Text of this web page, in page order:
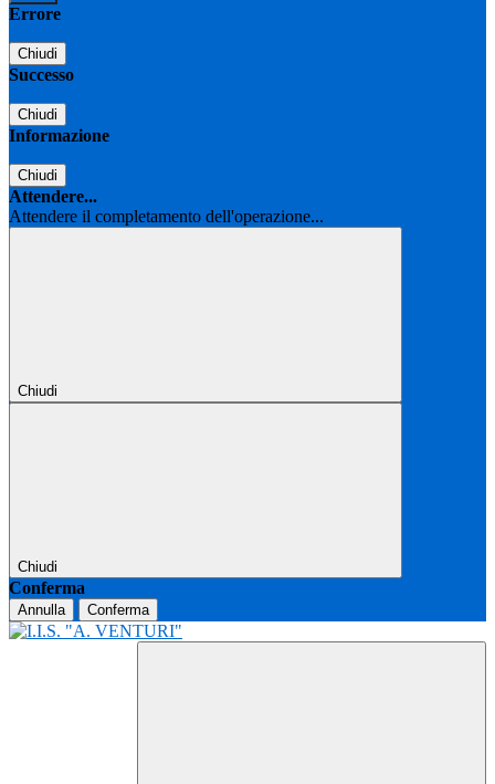
Errore
Chiudi
Successo
Chiudi
Informazione
Chiudi
Attendere...
Attendere il completamento dell'operazione...
Chiudi
Chiudi
Conferma
Annulla Conferma